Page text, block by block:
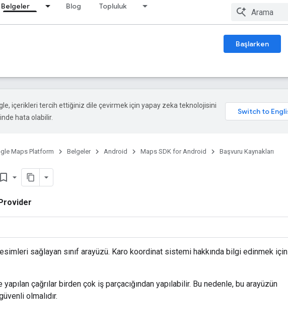
Belgeler Blog Topluluk
Başlarken
içerikleri tercih ettiğiniz dile çevirmek için yapay zeka teknolojisini
hata olabilir.
Maps Platform Belgeler Android Maps SDK for Android Başvuru Kaynakları
bookmark_border
sağlayan sınıf arayüzü. Karo koordinat sistemi hakkında bilgi edinmek için
çağrılar birden çok iş parçacığından yapılabilir. Bu nedenle, bu arayüzün
olmalıdır.